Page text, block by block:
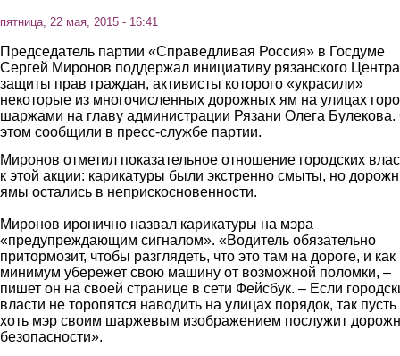
пятница, 22 мая, 2015 - 16:41
Председатель партии «Справедливая Россия» в Госдуме
Сергей Миронов поддержал инициативу рязанского Центра
защиты прав граждан, активисты которого «украсили»
некоторые из многочисленных дорожных ям на улицах
шаржами на главу администрации Рязани Олега
этом сообщили в пресс-службе партии.
Миронов отметил показательное отношение городских
к этой акции: карикатуры были экстренно смыты, но
ямы остались в неприскосновенности.
Миронов иронично назвал карикатуры на мэра
«предупреждающим сигналом». «Водитель обязательно
притормозит, чтобы разглядеть, что это там на дороге, и как
минимум убережет свою машину от возможной поломки, –
пишет он на своей странице в сети Фейсбук. – Если
власти не торопятся наводить на улицах порядок, так пусть
хоть мэр своим шаржевым изображением послужит
безопасности».